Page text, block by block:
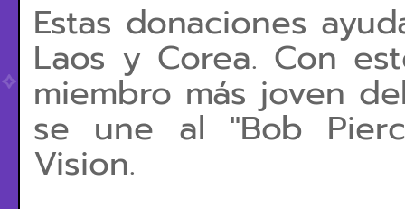
Estas donaciones
Laos y Corea. Con
miembro más joven
se une al "Bob
Vision.